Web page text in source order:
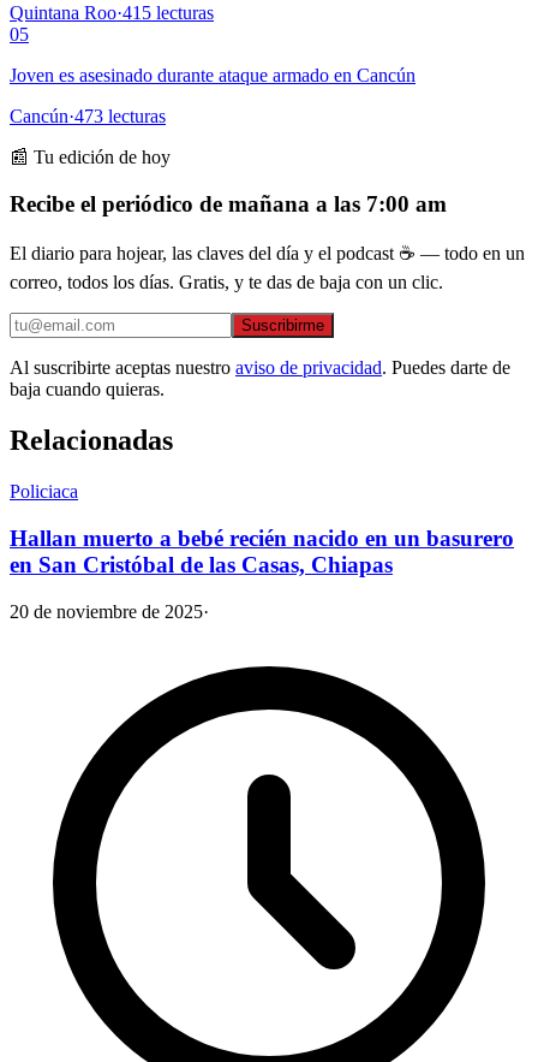
Quintana Roo·415 lecturas
05
Joven es asesinado durante ataque armado en Cancún
Cancún·473 lecturas
📰 Tu edición de hoy
Recibe el periódico de mañana a las 7:00 am
El diario para hojear, las claves del día y el podcast ☕ — todo en un
correo, todos los días. Gratis, y te das de baja con un clic.
Suscribirme
Al suscribirte aceptas nuestro aviso de privacidad. Puedes darte de
baja cuando quieras.
Relacionadas
Policiaca
Hallan muerto a bebé recién nacido en un basurero
en San Cristóbal de las Casas, Chiapas
20 de noviembre de 2025·